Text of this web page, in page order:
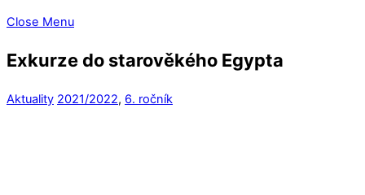
Close Menu
Exkurze do starověkého Egypta
Aktuality 2021/2022, 6. ročník